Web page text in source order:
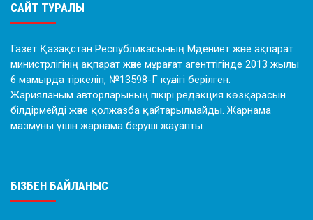
САЙТ ТУРАЛЫ
Газет Қазақстан Республикасының Мәдениет және ақпарат
министрлігінің ақпарат және мұрағат агенттігінде 2013 жылы
6 мамырда тіркеліп, №13598-Г куәлігі берілген.
Жарияланым авторларының пікірі редакция көзқарасын
білдірмейді және қолжазба қайтарылмайды. Жарнама
мазмұны үшін жарнама беруші жауапты.
БІЗБЕН БАЙЛАНЫС